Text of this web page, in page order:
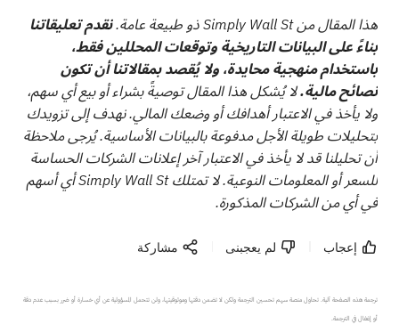
هذا المقال من Simply Wall St ذو طبيعة عامة.
نقدم تعليقاتنا
بناءً على البيانات التاريخية وتوقعات المحللين فقط،
باستخدام منهجية محايدة، ولا يُقصد بمقالاتنا أن تكون
نصائح مالية.لا يُشكل هذا المقال توصيةً بشراء أو بيع أي سهم،
ولا يأخذ في الاعتبار أهدافك أو وضعك المالي. نهدف إلى تزويدك
بتحليلات طويلة الأجل مدفوعة بالبيانات الأساسية. يُرجى ملاحظة
أن تحليلنا قد لا يأخذ في الاعتبار آخر إعلانات الشركات الحساسة
للسعر أو المعلومات النوعية. لا تمتلك Simply Wall St أي أسهم
في أي من الشركات المذكورة.
إعجاب لم يعجبنى مشاركة
ترجمة هذه الصفحة آلية. تحاول منصة سهم تحسين الترجمة ولكن لا تضمن دقتها وموثوقيتها، ولن تتحمل المسؤولية عن أي خسارة أو ضرر بسبب عدم دقة
أو إغفال في الترجمة.